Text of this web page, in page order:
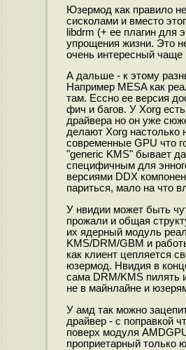
Юзермод как правило
сисколами и вместо
libdrm (+ ее плагин для
упрощения жизни. Это
очень интересный чаще
А дальше - к этому
Например MESA как
там. Ессно ее версия
фич и багов. У Xorg
драйвера но он уже
делают Xorg настолько
современные GPU что
"generic KMS" бывает
специфичным для
версиями DDX
париться, мало на что
У нвидии может быть
прожали и общая
их ядерный модуль
KMS/DRM/GBM и
как клиент цепляется
юзермод. Нвидия в
сама DRM/KMS пилять
не в майнлайне и
У амд так можно
драйвер - с поправкой
поверх модуля
проприетарный только